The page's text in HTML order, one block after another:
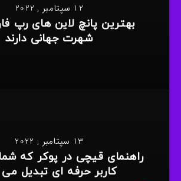
12 سپتامبر , 2022
بهترین پانچ لاین های رپ
شهرت جهانی دارند
13 سپتامبر , 2022
راهنمای قیچی در پوکر که
کاربر حرفه ای تبدیل